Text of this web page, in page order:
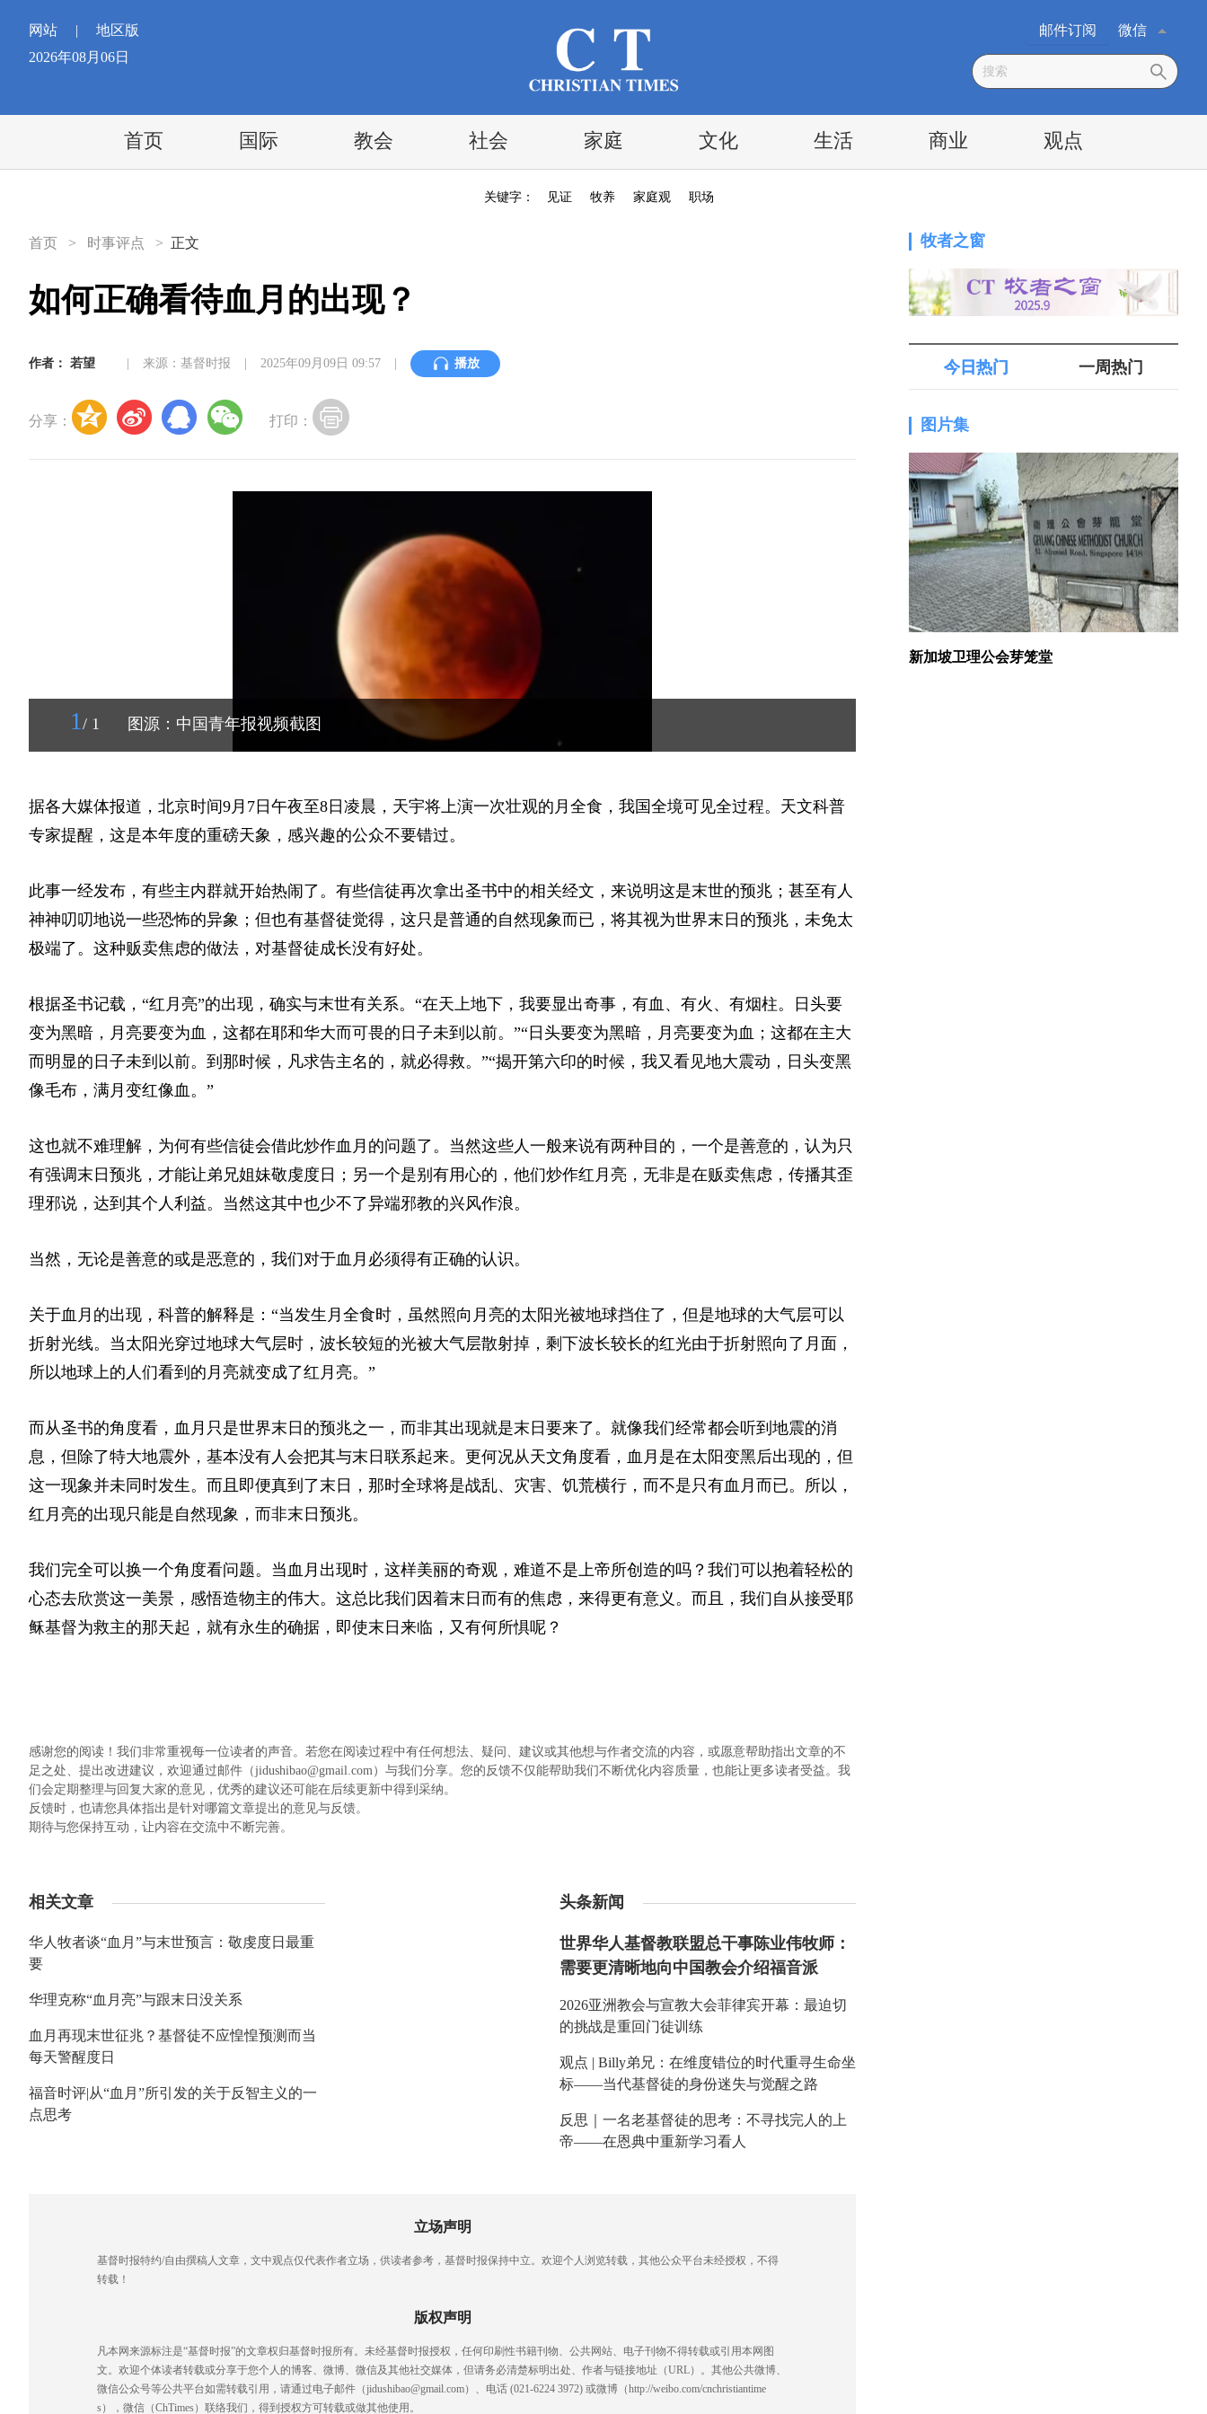
网站 |
地区版
2026年08月06日
微信
邮件订阅
首页 国际 教会 社会 家庭 文化 生活 商业 观点
关键字： 见证 牧养 家庭观 职场
首页 > 时事评点 > 正文
如何正确看待血月的出现？
作者： 若望 来源：基督时报 2025年09月09日 09:57 播放
分享： 打印：
1 / 1 图源：中国青年报视频截图
据各大媒体报道，北京时间9月7日午夜至8日凌晨，天宇将上演一次壮观的月全食，我国全境可见全过程。天文科普
专家提醒，这是本年度的重磅天象，感兴趣的公众不要错过。
此事一经发布，有些主内群就开始热闹了。有些信徒再次拿出圣书中的相关经文，来说明这是末世的预兆；甚至有人
神神叨叨地说一些恐怖的异象；但也有基督徒觉得，这只是普通的自然现象而已，将其视为世界末日的预兆，未免太
极端了。这种贩卖焦虑的做法，对基督徒成长没有好处。
根据圣书记载，“红月亮”的出现，确实与末世有关系。“在天上地下，我要显出奇事，有血、有火、有烟柱。日头要
变为黑暗，月亮要变为血，这都在耶和华大而可畏的日子未到以前。”“日头要变为黑暗，月亮要变为血；这都在主大
而明显的日子未到以前。到那时候，凡求告主名的，就必得救。”“揭开第六印的时候，我又看见地大震动，日头变黑
像毛布，满月变红像血。”
这也就不难理解，为何有些信徒会借此炒作血月的问题了。当然这些人一般来说有两种目的，一个是善意的，认为只
有强调末日预兆，才能让弟兄姐妹敬虔度日；另一个是别有用心的，他们炒作红月亮，无非是在贩卖焦虑，传播其歪
理邪说，达到其个人利益。当然这其中也少不了异端邪教的兴风作浪。
当然，无论是善意的或是恶意的，我们对于血月必须得有正确的认识。
关于血月的出现，科普的解释是：“当发生月全食时，虽然照向月亮的太阳光被地球挡住了，但是地球的大气层可以
折射光线。当太阳光穿过地球大气层时，波长较短的光被大气层散射掉，剩下波长较长的红光由于折射照向了月面，
所以地球上的人们看到的月亮就变成了红月亮。”
而从圣书的角度看，血月只是世界末日的预兆之一，而非其出现就是末日要来了。就像我们经常都会听到地震的消
息，但除了特大地震外，基本没有人会把其与末日联系起来。更何况从天文角度看，血月是在太阳变黑后出现的，但
这一现象并未同时发生。而且即便真到了末日，那时全球将是战乱、灾害、饥荒横行，而不是只有血月而已。所以，
红月亮的出现只能是自然现象，而非末日预兆。
我们完全可以换一个角度看问题。当血月出现时，这样美丽的奇观，难道不是上帝所创造的吗？我们可以抱着轻松的
心态去欣赏这一美景，感悟造物主的伟大。这总比我们因着末日而有的焦虑，来得更有意义。而且，我们自从接受耶
稣基督为救主的那天起，就有永生的确据，即使末日来临，又有何所惧呢？
感谢您的阅读！我们非常重视每一位读者的声音。若您在阅读过程中有任何想法、疑问、建议或其他想与作者交流的内容，或愿意帮助指出文章的不
足之处、提出改进建议，欢迎通过邮件（jidushibao@gmail.com）与我们分享。您的反馈不仅能帮助我们不断优化内容质量，也能让更多读者受益。我
们会定期整理与回复大家的意见，优秀的建议还可能在后续更新中得到采纳。
反馈时，也请您具体指出是针对哪篇文章提出的意见与反馈。
期待与您保持互动，让内容在交流中不断完善。
相关文章
华人牧者谈“血月”与末世预言：敬虔度日最重
要
华理克称“血月亮”与跟末日没关系
血月再现末世征兆？基督徒不应惶惶预测而当
每天警醒度日
福音时评|从“血月”所引发的关于反智主义的一
点思考
头条新闻
世界华人基督教联盟总干事陈业伟牧师：
需要更清晰地向中国教会介绍福音派
2026亚洲教会与宣教大会菲律宾开幕：最迫切
的挑战是重回门徒训练
观点 | Billy弟兄：在维度错位的时代重寻生命坐
标——当代基督徒的身份迷失与觉醒之路
反思｜一名老基督徒的思考：不寻找完人的上
帝——在恩典中重新学习看人
立场声明
基督时报特约/自由撰稿人文章，文中观点仅代表作者立场，供读者参考，基督时报保持中立。欢迎个人浏览转载，其他公众平台未经授权，不得
转载！
版权声明
凡本网来源标注是“基督时报”的文章权归基督时报所有。未经基督时报授权，任何印刷性书籍刊物、公共网站、电子刊物不得转载或引用本网图
文。欢迎个体读者转载或分享于您个人的博客、微博、微信及其他社交媒体，但请务必清楚标明出处、作者与链接地址（URL）。其他公共微博、
微信公众号等公共平台如需转载引用，请通过电子邮件（jidushibao@gmail.com）、电话 (021-6224 3972) ‬或微博（http://weibo.com/cnchristiantime
s），微信（ChTimes）联络我们，得到授权方可转载或做其他使用。
牧者之窗
今日热门 一周热门
图片集
新加坡卫理公会芽笼堂